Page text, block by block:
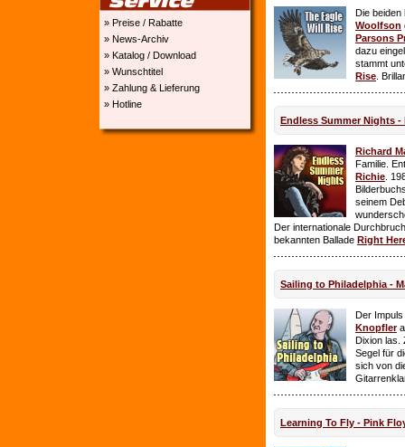
» Preise / Rabatte
» News-Archiv
» Katalog / Download
» Wunschtitel
» Zahlung & Lieferung
» Hotline
Die beiden
Woolfson
Parsons
dazu
stammt
Rise .
Endless Summer Nights -
Richard
Familie.
Richie .
seinem
Der internationale
bekannten Ballade Right
Sailing to Philadelphia -
Der
Knopfler
Dixion las.
Segel für
sich von
Learning To Fly - Pink